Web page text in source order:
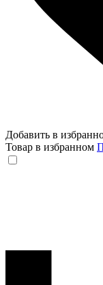
Добавить в
Товар в избранном